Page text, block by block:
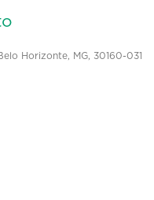
Horizonte, MG, 30160-031